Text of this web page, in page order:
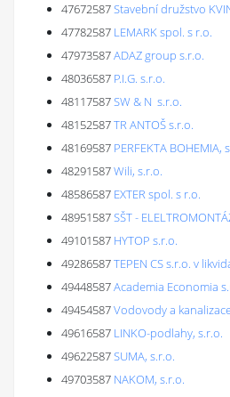
47672587Stavební družstvo
47782587 LEMARK spol. s r.o.
47973587ADAZ group s.r.o.
48036587 P.I.G. s.r.o.
48117587SW & N s.r.o.
48152587TR ANTOŠ s.r.o.
48169587 PERFEKTA BOHEMIA,
48291587Wili, s.r.o.
48586587 EXTER spol. s r.o.
48951587SŠT -
49101587 HYTOP s.r.o.
49286587TEPEN CS s.r.o. v
49448587Academia Economia
49454587Vodovody a
49616587 LINKO-podlahy, s.r.o.
49622587SUMA, s.r.o.
49703587 NAKOM, s.r.o.